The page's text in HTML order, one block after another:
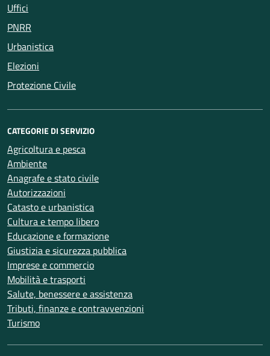
Uffici
PNRR
Urbanistica
Elezioni
Protezione Civile
CATEGORIE DI SERVIZIO
Agricoltura e pesca
Ambiente
Anagrafe e stato civile
Autorizzazioni
Catasto e urbanistica
Cultura e tempo libero
Educazione e formazione
Giustizia e sicurezza pubblica
Imprese e commercio
Mobilità e trasporti
Salute, benessere e assistenza
Tributi, finanze e contravvenzioni
Turismo